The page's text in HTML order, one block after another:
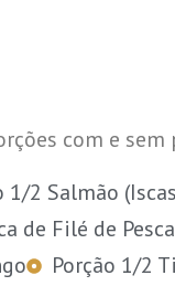
com e
1/2 Salmão
de Filé de
Porção 1/2